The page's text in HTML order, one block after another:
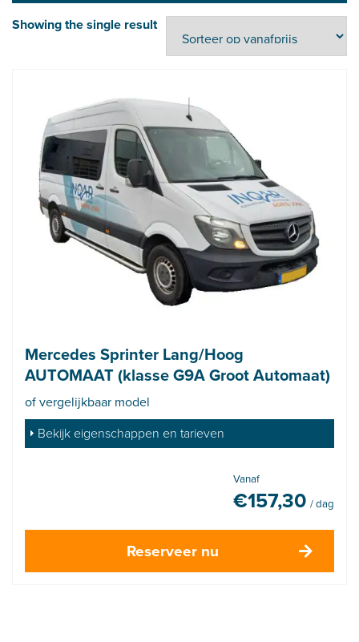
Showing the single result
Mercedes Sprinter Lang/Hoog
AUTOMAAT (klasse G9A Groot Automaat)
of vergelijkbaar model
Bekijk eigenschappen en tarieven
Vanaf
€157,30 / dag
Reserveer nu